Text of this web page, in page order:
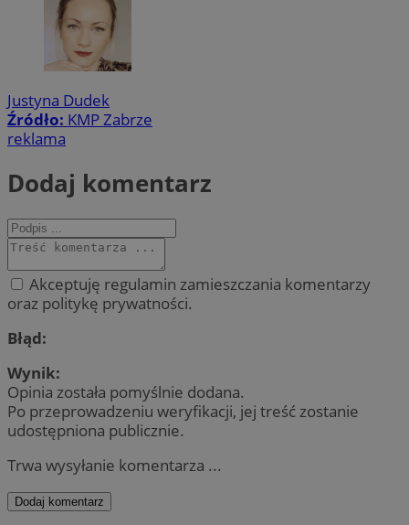
Justyna Dudek
Źródło: KMP Zabrze
reklama
Dodaj komentarz
Akceptuję regulamin zamieszczania komentarzy
oraz politykę prywatności.
Błąd:
Wynik:
Opinia została pomyślnie dodana.
Po przeprowadzeniu weryfikacji, jej treść zostanie
udostępniona publicznie.
Trwa wysyłanie komentarza ...
Dodaj komentarz